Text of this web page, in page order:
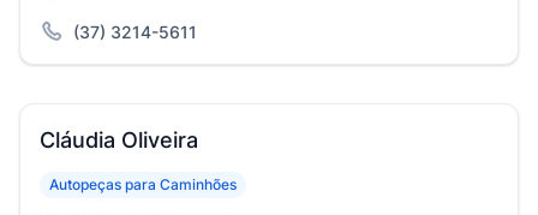
(37) 3214-5611
Cláudia Oliveira
Autopeças para Caminhões